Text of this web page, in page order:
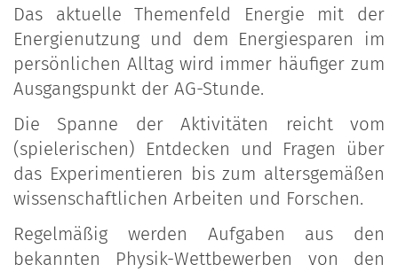
Das aktuelle Themenfeld Energie mit der
Energienutzung und dem Energiesparen im
persönlichen Alltag wird immer häufiger zum
Ausgangspunkt der AG-Stunde.
Die Spanne der Aktivitäten reicht vom
(spielerischen) Entdecken und Fragen über
das Experimentieren bis zum altersgemäßen
wissenschaftlichen Arbeiten und Forschen.
Regelmäßig werden Aufgaben aus den
bekannten Physik-Wettbewerben von den